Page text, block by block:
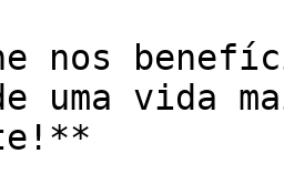
uma vida